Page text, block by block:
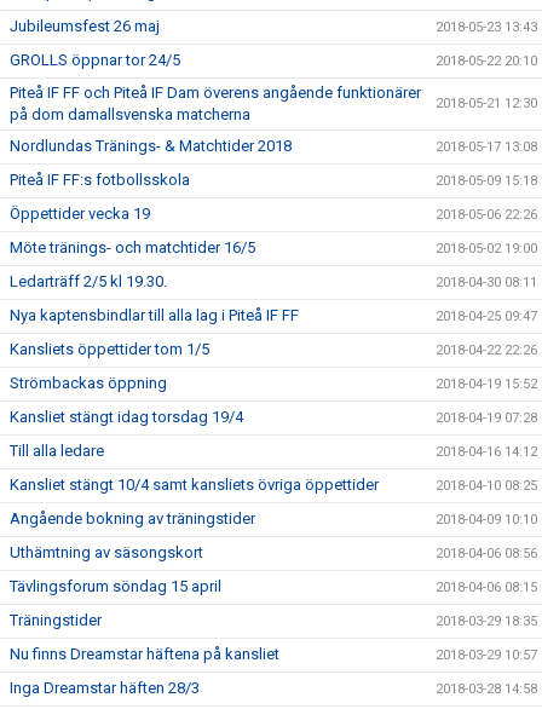
Jubileumsfest 26 maj 2018-05-23 13:43
GROLLS öppnar tor 24/5 2018-05-22 20:10
Piteå IF FF och Piteå IF Dam överens angående funktionärer
på dom damallsvenska matcherna
2018-05-21 12:30
Nordlundas Tränings- & Matchtider 2018 2018-05-17 13:08
Piteå IF FF:s fotbollsskola 2018-05-09 15:18
Öppettider vecka 19 2018-05-06 22:26
Möte tränings- och matchtider 16/5 2018-05-02 19:00
Ledarträff 2/5 kl 19.30. 2018-04-30 08:11
Nya kaptensbindlar till alla lag i Piteå IF FF 2018-04-25 09:47
Kansliets öppettider tom 1/5 2018-04-22 22:26
Strömbackas öppning 2018-04-19 15:52
Kansliet stängt idag torsdag 19/4 2018-04-19 07:28
Till alla ledare 2018-04-16 14:12
Kansliet stängt 10/4 samt kansliets övriga öppettider 2018-04-10 08:25
Angående bokning av träningstider 2018-04-09 10:10
Uthämtning av säsongskort 2018-04-06 08:56
Tävlingsforum söndag 15 april 2018-04-06 08:15
Träningstider 2018-03-29 18:35
Nu finns Dreamstar häftena på kansliet 2018-03-29 10:57
Inga Dreamstar häften 28/3 2018-03-28 14:58